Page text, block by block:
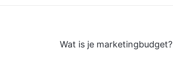
Wat is je marketingbudget?